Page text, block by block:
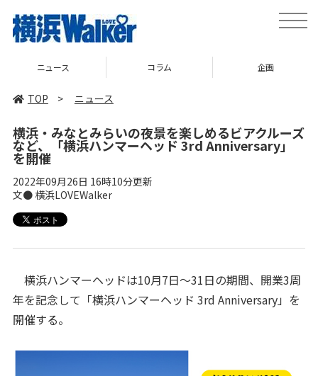
toggle
ニュース コラム 企画
TOP > ニュース
横浜・みなとみらいの夜景を楽しめるビアクルーズ
など、「横浜ハンマーヘッド 3rd Anniversary」
を開催
2022年09月26日 16時10分更新
文● 横浜LOVEWalker
横浜ハンマーヘッドは10月7日〜31日の期間、開業3周
年を記念して「横浜ハンマーヘッド 3rd Anniversary」を
開催する。